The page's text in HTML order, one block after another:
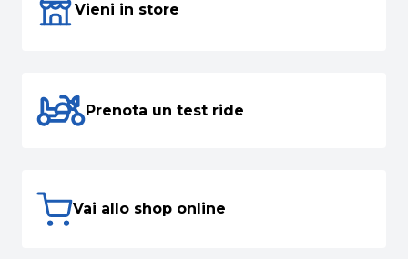
Vieni in store
Prenota un test ride
Vai allo shop online